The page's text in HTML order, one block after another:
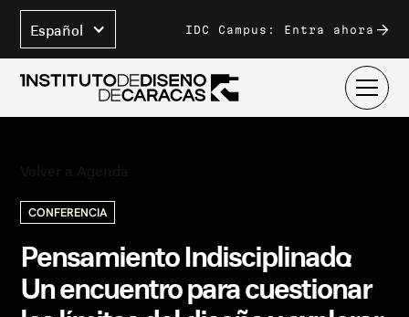
Español IDC Campus: Entra ahora
CONFERENCIA
Pensamiento Indisciplinado:
Un encuentro para cuestionar